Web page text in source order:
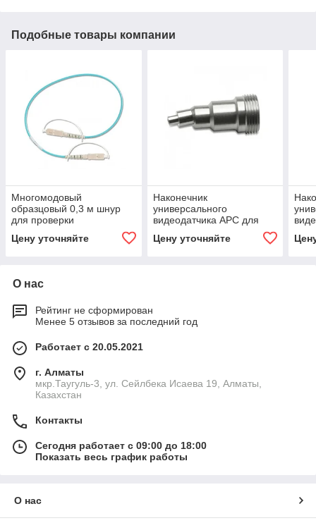
Подобные товары компании
Многомодовый
образцовый 0,3 м шнур
для проверки
оконцованных разъёмом
SC 50µm волокон Fluke
Цену уточняйте
Наконечник
универсального
видеодатчика APC для
коммутационных шнуров
1,25 мм Fluke Networks
Цену уточняйте
2,5
О нас
Рейтинг не сформирован
Менее 5 отзывов за последний год
Работает с 20.05.2021
г. Алматы
мкр.Таугуль-3, ул. Сейлбека Исаева 19, Алматы,
Казахстан
Контакты
Сегодня работает с 09:00 до 18:00
Показать весь график работы
О нас